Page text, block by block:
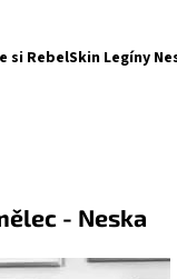
RebelSkin Legíny